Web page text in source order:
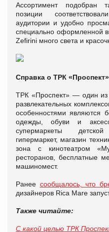
Ассортимент подобран
позиции
аудитории и удобно
специально оформленной
Zefirini много света и
Справка о ТРК «Проспект»
ТРК «Проспект» — один
развлекательных
особенностями являются
одежды, обуви и
супермаркеты
гипермаркет, магазин
зона с кинотеатром
ресторанов, бесплатные
машиномест.
Ранее сообщалось, что
дизайнеров Rica Mare
Также читайте:
С какой целью ТРК